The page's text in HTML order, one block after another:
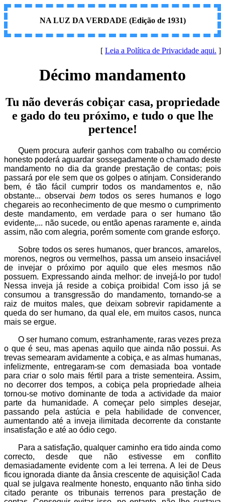
NA LUZ DA VERDADE (Edição de 1931)
[ Leia a Política de Privacidade aqui. ]
Décimo mandamento
Tu não deverás cobiçar casa, propriedade
e gado do teu próximo, e tudo o que lhe
pertence!
Quem procura auferir ganhos com trabalho ou comércio
honesto poderá aguardar sossegadamente o chamado deste
mandamento no dia da grande prestação de contas; pois
passará por ele sem que os golpes o atinjam. Considerando
bem, é tão fácil cumprir todos os mandamentos e, não
obstante... observai bemtodos os seres humanos e logo
chegareis ao reconhecimento de que mesmo o cumprimento
deste mandamento, em verdade para o ser humano tão
evidente,... não sucede, ou então apenas raramente e, ainda
assim, não com alegria, porém somente com grande esforço.
Sobre todos os seres humanos, quer brancos, amarelos,
morenos, negros ou vermelhos, passa um anseio insaciável
de invejar o próximo por aquilo que eles mesmos não
possuem. Expressando ainda melhor: de invejá-lo por tudo!
Nessa inveja já reside a cobiça proibida! Com isso já se
consumou a transgressão do mandamento, tornando-se a
raiz de muitos males, que deixam sobrevir rapidamente a
queda do ser humano, da qual ele, em muitos casos, nunca
mais se ergue.
O ser humano comum, estranhamente, raras vezes preza
o que é seu, mas apenas aquilo que ainda não possui. As
trevas semearam avidamente a cobiça, e as almas humanas,
infelizmente, entregaram-se com demasiada boa vontade
para criar o solo mais fértil para a triste sementeira. Assim,
no decorrer dos tempos, a cobiça pela propriedade alheia
tornou-se motivo dominante de toda a actividade da maior
parte da humanidade. A começar pelo simples desejar,
passando pela astúcia e pela habilidade de convencer,
aumentando até a inveja ilimitada decorrente da constante
insatisfação e até ao ódio cego.
Para a satisfação, qualquer caminho era tido ainda como
correcto, desde que não estivesse em conflito
demasiadamente evidente com a lei terrena. A lei de Deus
ficou ignorada diante da ânsia crescente de aquisição! Cada
qual se julgava realmente honesto, enquanto não tinha sido
citado perante os tribunais terrenos para prestação de